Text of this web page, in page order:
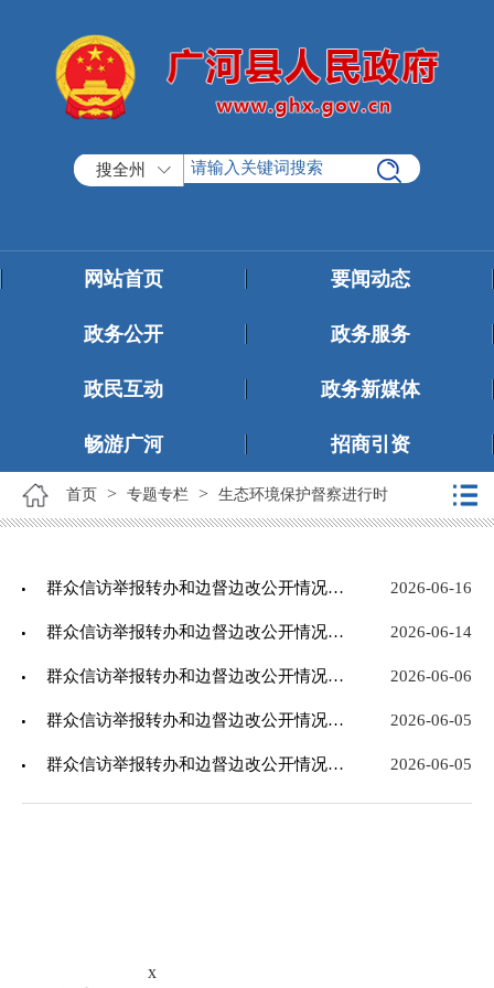
搜全州
网站首页 要闻动态
政务公开 政务服务
政民互动 政务新媒体
畅游广河 招商引资
首页 > 专题专栏 > 生态环境保护督察进行时
群众信访举报转办和边督边改公开情况一览表（第十五批） 2026-06-16
群众信访举报转办和边督边改公开情况一览表（第十四批） 2026-06-14
群众信访举报转办和边督边改公开情况一览表（第八批） 2026-06-06
群众信访举报转办和边督边改公开情况一览表（第七批） 2026-06-05
群众信访举报转办和边督边改公开情况一览表（第五批） 2026-06-05
x